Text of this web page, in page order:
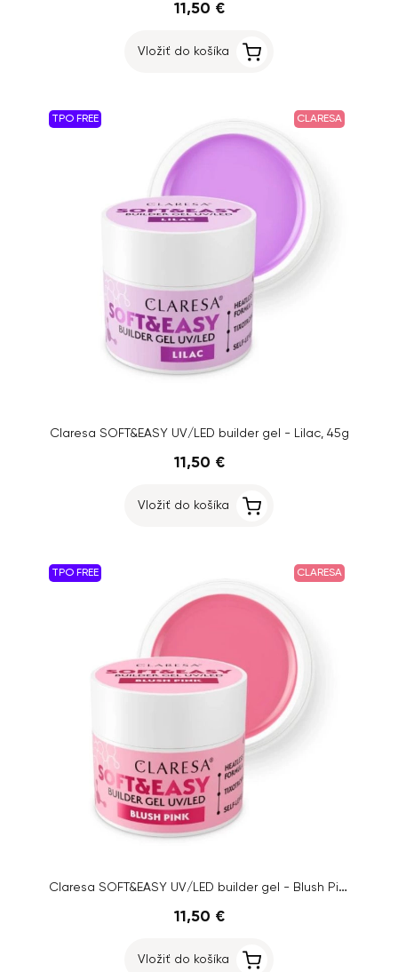
11,50 €
Vložiť do košíka
TPO FREE CLARESA
Claresa SOFT&EASY UV/LED builder gel - Lilac, 45g
11,50 €
Vložiť do košíka
TPO FREE CLARESA
Claresa SOFT&EASY UV/LED builder gel - Blush Pink, 45g
11,50 €
Vložiť do košíka